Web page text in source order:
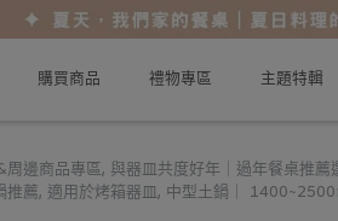
購買商品 禮物專區 主題特輯
周邊商品專區, 與器皿共度好年｜過年餐桌推薦
推薦, 適用於烤箱器皿, 中型土鍋｜